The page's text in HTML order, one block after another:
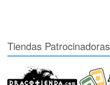
Tiendas Patrocinadoras